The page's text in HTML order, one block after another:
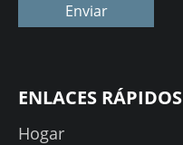
Enviar
ENLACES RÁPIDOS
Hogar